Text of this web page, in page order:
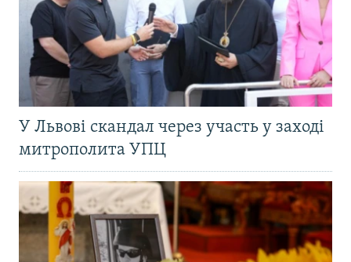
У Львові скандал через участь у заході
митрополита УПЦ